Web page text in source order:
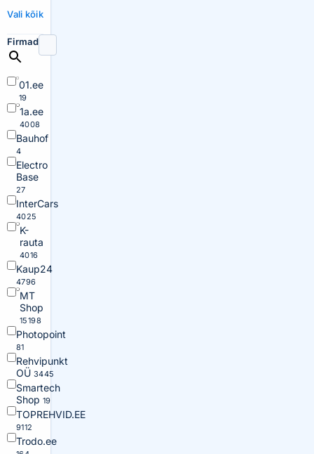
Vali kõik
Firmad
01.ee
19
1a.ee
4008
Bauhof
4
Electro
Base
27
InterCars
4025
K-
rauta
4016
Kaup24
4796
MT
Shop
15198
Photopoint
81
Rehvipunkt
OÜ 3445
Smartech
Shop 19
TOPREHVID.EE
9112
Trodo.ee